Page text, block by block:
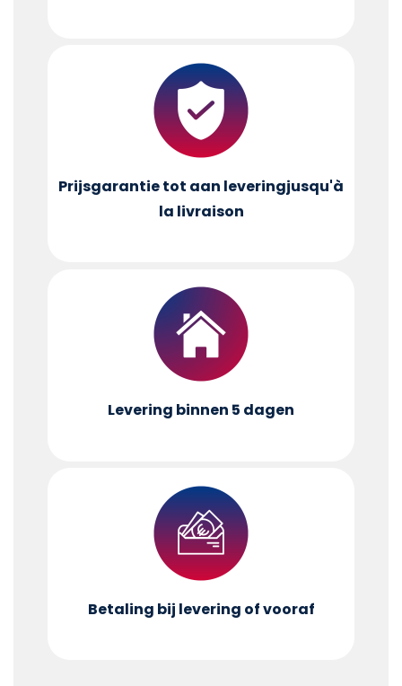
Prijsgarantie tot aan leveringjusqu'à
la livraison
Levering binnen 5 dagen
Betaling bij levering of vooraf